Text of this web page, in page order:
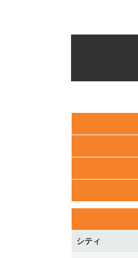
シティ